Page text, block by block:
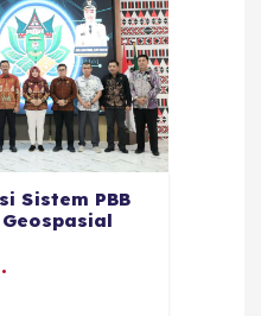
Sistem PBB